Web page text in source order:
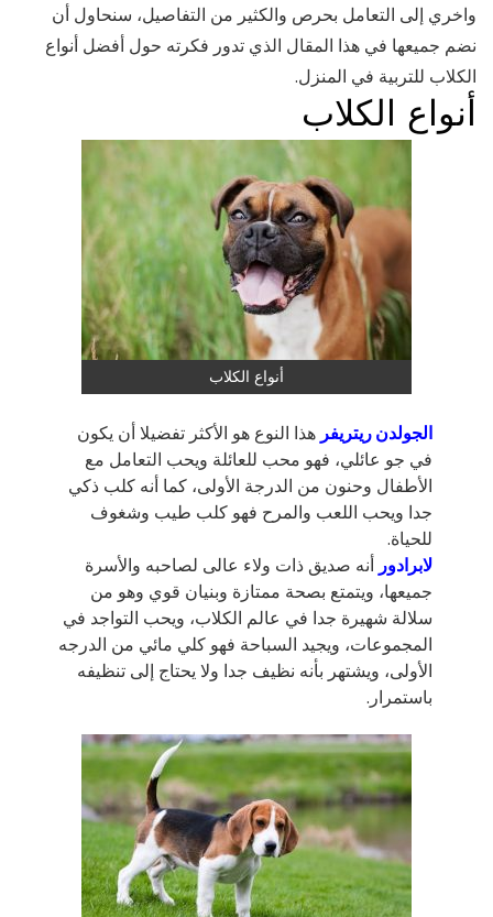
واخري إلى التعامل بحرص والكثير من التفاصيل، سنحاول أن
نضم جميعها في هذا المقال الذي تدور فكرته حول أفضل أنواع
الكلاب للتربية في المنزل.
أنواع الكلاب
أنواع الكلاب
الجولدن ريتريفر هذا النوع هو الأكثر تفضيلا أن يكون
في جو عائلي، فهو محب للعائلة ويحب التعامل مع
الأطفال وحنون من الدرجة الأولى، كما أنه كلب ذكي
جدا ويحب اللعب والمرح فهو كلب طيب وشغوف
للحياة.
لابرادور أنه صديق ذات ولاء عالى لصاحبه والأسرة
جميعها، ويتمتع بصحة ممتازة وبنيان قوي وهو من
سلالة شهيرة جدا في عالم الكلاب، ويحب التواجد في
المجموعات، ويجيد السباحة فهو كلي مائي من الدرجه
الأولى، ويشتهر بأنه نظيف جدا ولا يحتاج إلى تنظيفه
باستمرار.